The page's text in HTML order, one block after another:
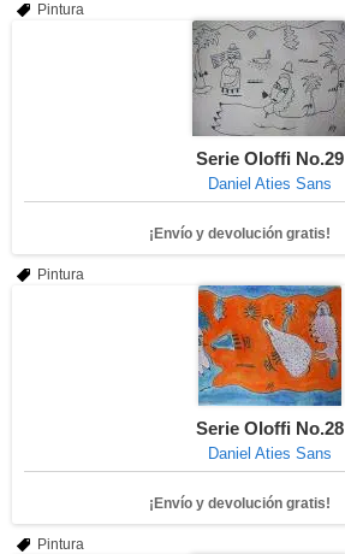
Pintura
Serie Oloffi No.29
Daniel Aties Sans
¡Envío y devolución gratis!
Pintura
Serie Oloffi No.28
Daniel Aties Sans
¡Envío y devolución gratis!
Pintura